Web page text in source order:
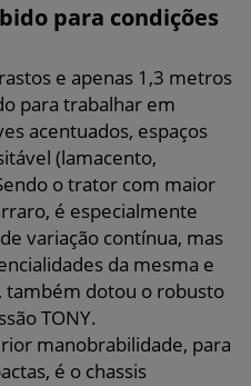
para condições
e apenas 1,3 metros
para trabalhar em
acentuados, espaços
(lamacento,
o trator com maior
é especialmente
variação contínua, mas
da mesma e
também dotou o robusto
TONY.
manobrabilidade, para
é o chassis